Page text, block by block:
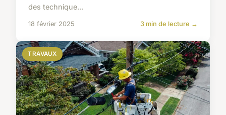
des technique...
18 février 2025 3 min de lecture →
TRAVAUX